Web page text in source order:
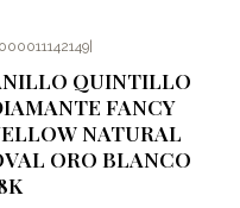
|
QUINTILLO
FANCY
NATURAL
ORO BLANCO